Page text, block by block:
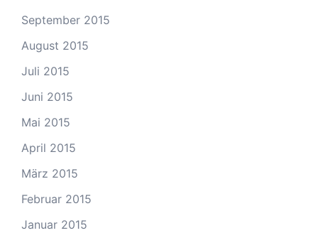
September 2015
August 2015
Juli 2015
Juni 2015
Mai 2015
April 2015
März 2015
Februar 2015
Januar 2015